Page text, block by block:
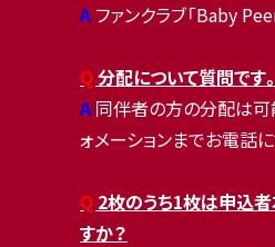
Aファンクラブ「Baby
Q分配について質問です
A同伴者の方の分配は可
ォメーションまでお電話
Q 2枚のうち1枚は申込
すか？